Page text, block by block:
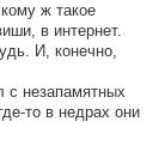
ж такое
в интернет.
И, конечно,
с незапамятных
то в недрах они